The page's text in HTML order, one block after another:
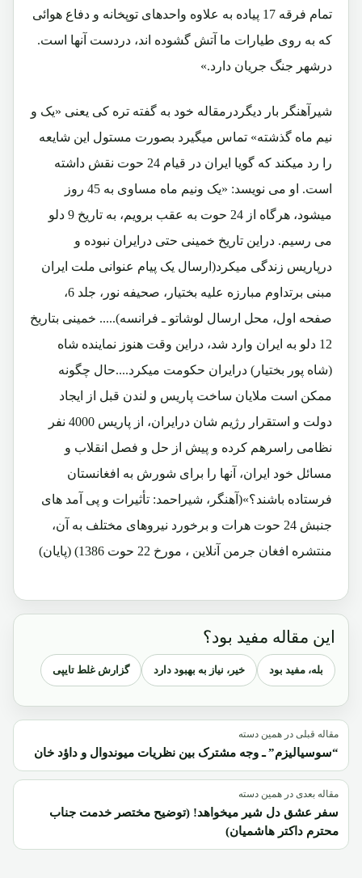
تمام فرقه 17 پیاده به علاوه واحدهای توپخانه و دفاع هوائی
که به روی طیارات ما آتش گشوده اند، دردست آنها است.
درشهر جنگ جریان دارد.»
شیرآهنگر بار دیگردرمقاله خود به گفته تره کی یعنی «یک و
نیم ماه گذشته» تماس میگیرد بصورت مستول این شایعه
را رد میکند که گویا ایران در قیام 24 حوت نقش داشته
است. او می نویسد: «یک ونیم ماه مساوی به 45 روز
میشود، هرگاه از 24 حوت به عقب برویم، به تاریخ 9 دلو
می رسیم. دراین تاریخ خمینی حتی درایران نبوده و
درپاریس زندگی میکرد(ارسال یک پیام عنوانی ملت ایران
مبنی برتداوم مبارزه علیه بختیار، صحیفه نور، جلد 6،
صفحه اول، محل ارسال لوشاتو ـ فرانسه)..... خمینی بتاریخ
12 دلو به ایران وارد شد، دراین وقت هنوز نماینده شاه
(شاه پور بختیار) درایران حکومت میکرد....حال چگونه
ممکن است ملایان ساخت پاریس و لندن قبل از ایجاد
دولت و استقرار رژیم شان درایران، از پاریس 4000 نفر
نظامی راسرهم کرده و پیش از حل و فصل انقلاب و
مسائل خود ایران، آنها را برای شورش به افغانستان
فرستاده باشند؟»(آهنگر، شیراحمد: تأثیرات و پی آمد های
جنبش 24 حوت هرات و برخورد نیروهای مختلف به آن،
منتشره افغان جرمن آنلاین ، مورخ 22 حوت 1386) (پایان)
این مقاله مفید بود؟
بله، مفید بود خیر، نیاز به بهبود دارد گزارش غلط تایپی
مقاله قبلی در همین دسته
“سوسیالیزم” ـ وجه مشترک بین نظریات میوندوال و داؤد خان
مقاله بعدی در همین دسته
سفر عشق دل شیر میخواهد! (توضیح مختصر خدمت جناب
محترم داکتر هاشمیان)